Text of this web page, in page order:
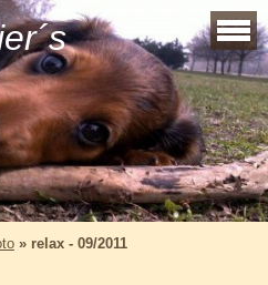
» relax - 09/2011